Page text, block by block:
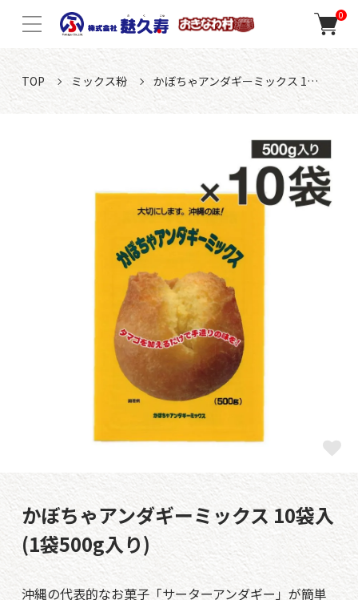
0
TOP ミックス粉 かぼちゃアンダギーミックス 1…
かぼちゃアンダギーミックス 10袋入
(1袋500g入り)
沖縄の代表的なお菓子「サーターアンダギー」が簡単